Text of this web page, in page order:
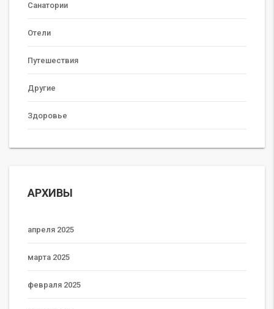
Санатории
Отели
Путешествия
Другие
Здоровье
АРХИВЫ
апреля 2025
марта 2025
февраля 2025